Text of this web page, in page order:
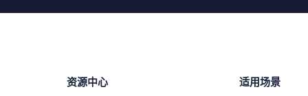
资源中心 适用场景